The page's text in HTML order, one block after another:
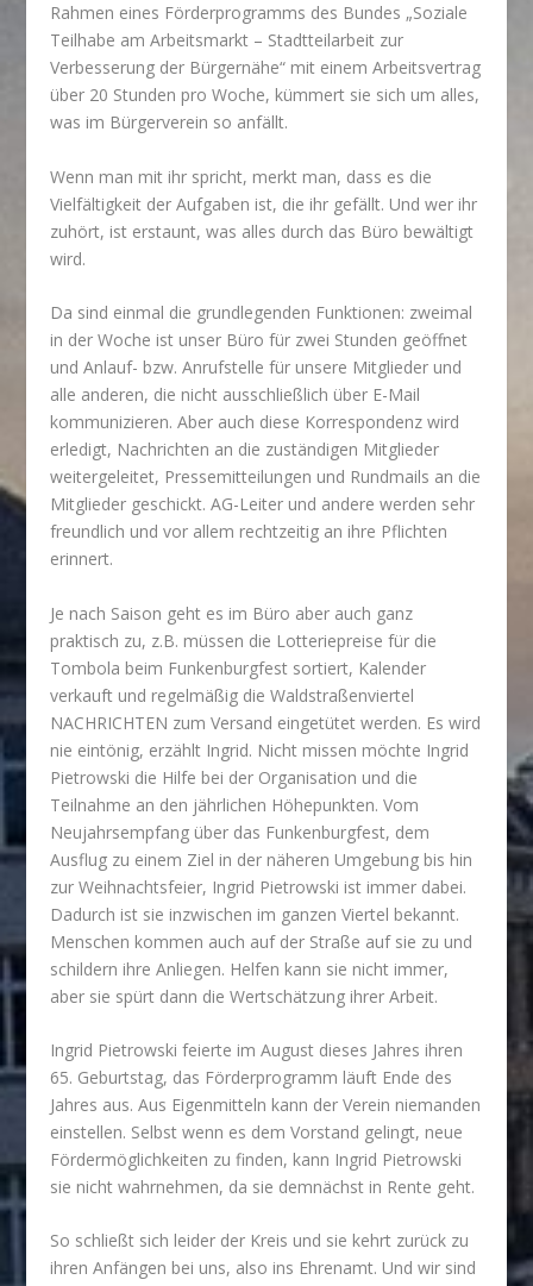
Rahmen eines Förderprogramms des Bundes „Soziale
Teilhabe am Arbeitsmarkt – Stadtteilarbeit zur
Verbesserung der Bürgernähe“ mit einem Arbeitsvertrag
über 20 Stunden pro Woche, kümmert sie sich um alles,
was im Bürgerverein so anfällt.
Wenn man mit ihr spricht, merkt man, dass es die
Vielfältigkeit der Aufgaben ist, die ihr gefällt. Und wer ihr
zuhört, ist erstaunt, was alles durch das Büro bewältigt
wird.
Da sind einmal die grundlegenden Funktionen: zweimal
in der Woche ist unser Büro für zwei Stunden geöffnet
und Anlauf- bzw. Anrufstelle für unsere Mitglieder und
alle anderen, die nicht ausschließlich über E-Mail
kommunizieren. Aber auch diese Korrespondenz wird
erledigt, Nachrichten an die zuständigen Mitglieder
weitergeleitet, Pressemitteilungen und Rundmails an die
Mitglieder geschickt. AG-Leiter und andere werden sehr
freundlich und vor allem rechtzeitig an ihre Pflichten
erinnert.
Je nach Saison geht es im Büro aber auch ganz
praktisch zu, z.B. müssen die Lotteriepreise für die
Tombola beim Funkenburgfest sortiert, Kalender
verkauft und regelmäßig die Waldstraßenviertel
NACHRICHTEN zum Versand eingetütet werden. Es wird
nie eintönig, erzählt Ingrid. Nicht missen möchte Ingrid
Pietrowski die Hilfe bei der Organisation und die
Teilnahme an den jährlichen Höhepunkten. Vom
Neujahrsempfang über das Funkenburgfest, dem
Ausflug zu einem Ziel in der näheren Umgebung bis hin
zur Weihnachtsfeier, Ingrid Pietrowski ist immer dabei.
Dadurch ist sie inzwischen im ganzen Viertel bekannt.
Menschen kommen auch auf der Straße auf sie zu und
schildern ihre Anliegen. Helfen kann sie nicht immer,
aber sie spürt dann die Wertschätzung ihrer Arbeit.
Ingrid Pietrowski feierte im August dieses Jahres ihren
65. Geburtstag, das Förderprogramm läuft Ende des
Jahres aus. Aus Eigenmitteln kann der Verein niemanden
einstellen. Selbst wenn es dem Vorstand gelingt, neue
Fördermöglichkeiten zu finden, kann Ingrid Pietrowski
sie nicht wahrnehmen, da sie demnächst in Rente geht.
So schließt sich leider der Kreis und sie kehrt zurück zu
ihren Anfängen bei uns, also ins Ehrenamt. Und wir sind